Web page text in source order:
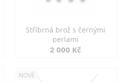
Stříbrná brož s černými
perlami
2 000 Kč
NOVÉ